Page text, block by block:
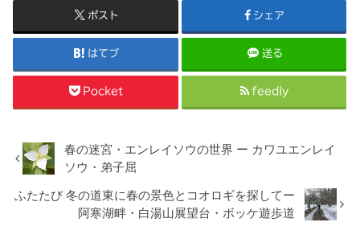
ポスト シェア
はてブ 送る
Pocket feedly
春の迷宮・エンレイソウの世界 ー カワユエンレイ
ソウ・弟子屈
ふたたび 冬の道東に春の景色とコオロギを探してー
阿寒湖畔・白湯山展望台・ボッケ遊歩道